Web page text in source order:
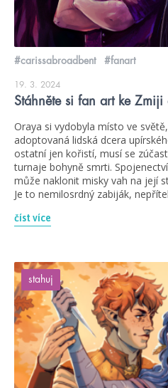
#carissabroadbent #fanart
19. 3. 2024
Stáhněte si fan art ke
Oraya si vydobyla místo ve
adoptovaná lidská dcera
ostatní jen kořistí, musí se
turnaje bohyně smrti.
může naklonit misky vah na její
Je to nemilosrdný zabiják,
číst více
stahuj